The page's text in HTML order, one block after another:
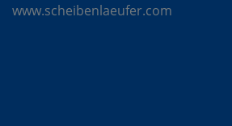
www.scheibenlaeufer.com